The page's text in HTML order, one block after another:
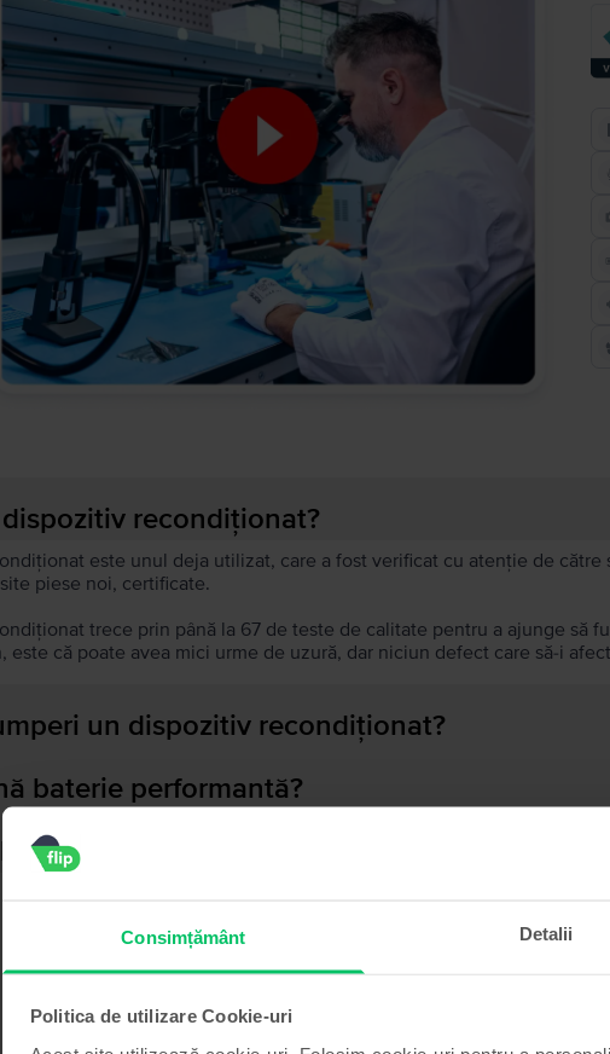
Consimțământ Detalii
Politica de utilizare Cookie-uri
recondiționat?
este unul deja utilizat, care a fost verificat cu atenție de
piese noi, certificate.
trece prin până la 67 de teste de calitate pentru a ajunge să
este că poate avea mici urme de uzură, dar niciun defect care să-i
un dispozitiv recondiționat?
baterie performantă?
în cutia dispozitivului?
Produse similare